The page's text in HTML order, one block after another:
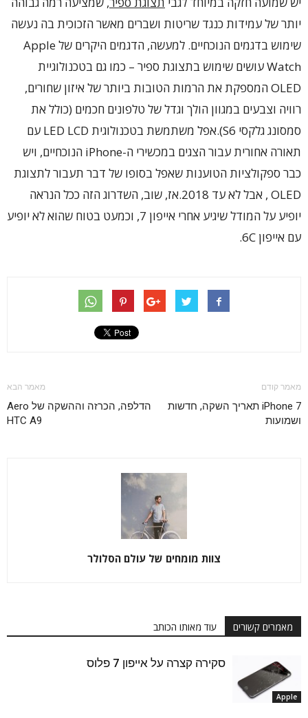
יותר של עמידות כנגד שריטות ושברים מאשר הזכוכית בה נעשה
שימוש בדגמים הנוכחיים. למעשה, הדגמים היקרים של Apple
Watch עושים שימוש בתצוגת ספיר – כמו גם בטכנולוגיית
OLED המספקת את הרמות הטובות ביותר של איזון שחורים,
רוויה וצבעים במגוון הולך וגדל של טלפונים חכמים (כולל את
סמסונג גלקסי S6).אפל משתמשת בטכנולוגית LED LCD עם
תאורה אחורית עבור הצגים במכשירי ה-iPhone הנוכחיים, ויש
כבר ספקולציות הטוענות שאפל בסופו של דבר תעבור לתצוגת
OLED , אבל לא עד 2018.אז, שוב, השדרוג הזה ככל הנראה
יופיע על המודל שיגיע אחרי אייפון 7, וכמעט בטוח שהוא לא יופיע
עם אייפון 6C.
מאמר קודם
iPhone 7 תאריך השקה, חדשות
ושמועות
מאמר הבא
הדלפה, הכרזה וההשקה של Aero
HTC A9
צוות מומחים של עולם הסלולר
מאמרים קשורים עוד מאותו הכותב
Apple
סקירה קצרה על אייפון 7 פלוס